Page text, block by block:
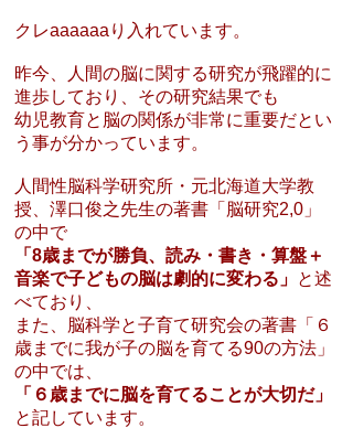
ク レaaaaaa り入れています。
昨今、人間の脳に関する研究が飛躍的に
進歩しており、その研究結果でも
幼児教育と脳の関係が非常に重要だとい
う事が分かっています。
人間性脳科学研究所・元北海道大学教
授、澤口俊之先生の著書「脳研究2,0」
の中で
「8歳までが勝負、読み・書き・算盤＋
音楽で子どもの脳は劇的に変わる」 と述
べており、
また、脳科学と子育て研究会の著書「６
歳ま でに我が子の脳を育てる90の方法」
の中では、
「６歳までに脳を育てることが大切だ」
と記しています。